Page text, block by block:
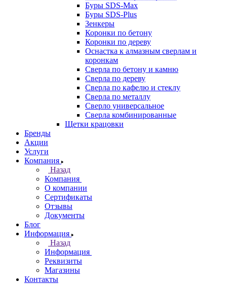
Буры SDS-Max
Буры SDS-Plus
Зенкеры
Коронки по бетону
Коронки по дереву
Оснастка к алмазным сверлам и
коронкам
Сверла по бетону и камню
Сверла по дереву
Сверла по кафелю и стеклу
Сверла по металлу
Сверло универсальное
Сверла комбинированные
Щетки крацовки
Бренды
Акции
Услуги
Компания
Назад
Компания
О компании
Сертификаты
Отзывы
Документы
Блог
Информация
Назад
Информация
Реквизиты
Магазины
Контакты